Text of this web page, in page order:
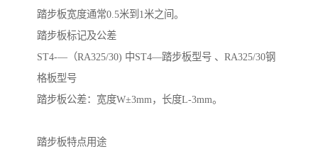
踏步板宽度通常0.5米到1米之间。
踏步板标记及公差
ST4-—（RA325/30) 中ST4—踏步板型号 、RA325/30钢
格板型号
踏步板公差：宽度W±3mm，长度L-3mm。
踏步板特点用途